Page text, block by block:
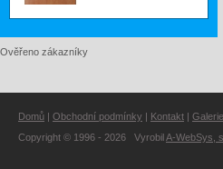
Ověřeno zákazníky
Domů | Obchodní podmínky | Kontakt | Galerie
Copyright © 1996 - 2026 VyrobilA-WebSys,